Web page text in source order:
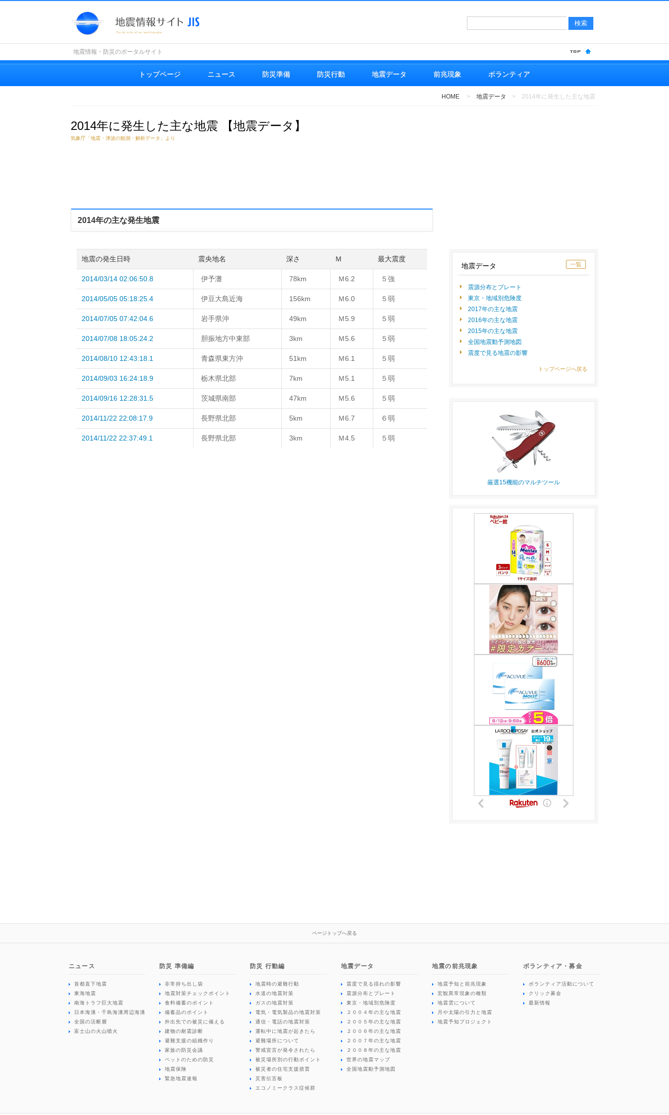
地震情報・防災のポータルサイト
トップページ ニュース 防災準備 防災行動 地震データ 前兆現象 ボランティア
HOME > 地震データ > 2014年に発生した主な地震
2014年に発生した主な地震 【地震データ】
気象庁「地震・津波の観測・解析データ」より
2014年の主な発生地震
地震の発生日時 震央地名 深さ Ｍ 最大震度
2014/03/14 02:06:50.8 伊予灘 78km Ｍ6.2 ５強
2014/05/05 05:18:25.4 伊豆大島近海 156km Ｍ6.0 ５弱
2014/07/05 07:42:04.6 岩手県沖 49km Ｍ5.9 ５弱
2014/07/08 18:05:24.2 胆振地方中東部 3km Ｍ5.6 ５弱
2014/08/10 12:43:18.1 青森県東方沖 51km Ｍ6.1 ５弱
2014/09/03 16:24:18.9 栃木県北部 7km Ｍ5.1 ５弱
2014/09/16 12:28:31.5 茨城県南部 47km Ｍ5.6 ５弱
2014/11/22 22:08:17.9 長野県北部 5km Ｍ6.7 ６弱
2014/11/22 22:37:49.1 長野県北部 3km Ｍ4.5 ５弱
一覧
地震データ
震源分布とプレート
東京・地域別危険度
2017年の主な地震
2016年の主な地震
2015年の主な地震
全国地震動予測地図
震度で見る地震の影響
トップページへ戻る
厳選15機能のマルチツール
ページトップへ戻る
ニュース
首都直下地震
東海地震
南海トラフ巨大地震
日本海溝・千島海溝周辺海溝
全国の活断層
富士山の火山噴火
防災 準備編
非常持ち出し袋
地震対策チェックポイント
食料備蓄のポイント
備蓄品のポイント
外出先での被災に備える
建物の耐震診断
避難支援の組織作り
家族の防災会議
ペットのための防災
地震保険
緊急地震速報
防災 行動編
地震時の避難行動
水道の地震対策
ガスの地震対策
電気・電気製品の地震対策
通信・電話の地震対策
運転中に地震が起きたら
避難場所について
警戒宣言が発令されたら
被災場所別の行動ポイント
被災者の住宅支援措置
災害伝言板
エコノミークラス症候群
地震データ
震度で見る揺れの影響
震源分布とプレート
東京・地域別危険度
２００４年の主な地震
２００５年の主な地震
２００６年の主な地震
２００７年の主な地震
２００８年の主な地震
世界の地震マップ
全国地震動予測地図
地震の前兆現象
地震予知と前兆現象
宏観異常現象の種類
地震雲について
月や太陽の引力と地震
地震予知プロジェクト
ボランティア・募金
ボランティア活動について
クリック募金
最新情報